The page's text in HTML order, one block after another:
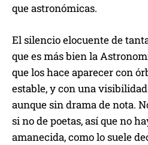
que astronómicas.
El silencio elocuente de
que es más bien la
que los hace aparecer con
estable, y con una
aunque sin drama de nota.
si no de poetas, así que no
amanecida, como lo suele